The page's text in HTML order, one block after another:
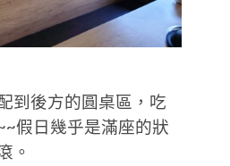
到後方的圓桌區，吃
假日幾乎是滿座的狀
。